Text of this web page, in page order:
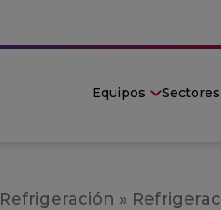
Equipos Sectores
Refrigeración »